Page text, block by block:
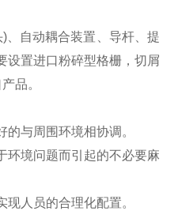
自动耦合装置、导杆、提
设置进口粉碎型格栅，切屑
品。
与周围环境相协调。
环境问题而引起的不必要麻
人员的合理化配置。